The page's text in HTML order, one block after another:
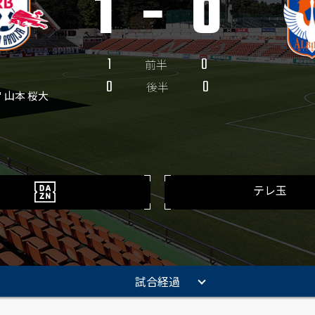
山本 桜大
1 - 0
1 前半
0
0
後半 0
テレ玉
試合経過